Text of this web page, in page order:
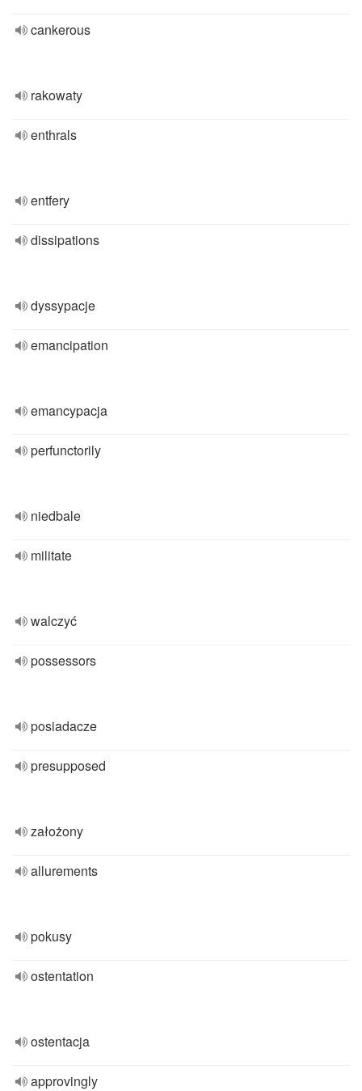
cankerous
rakowaty
enthrals
entfery
dissipations
dyssypacje
emancipation
emancypacja
perfunctorily
niedbale
militate
walczyć
possessors
posiadacze
presupposed
założony
allurements
pokusy
ostentation
ostentacja
approvingly